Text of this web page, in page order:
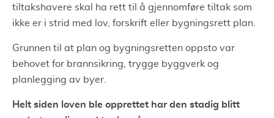
tiltakshavere skal ha rett til å gjennomføre tiltak som
ikke er i strid med lov, forskrift eller bygningsrett plan.
Grunnen til at plan og bygningsretten oppsto var
behovet for brannsikring, trygge byggverk og
planlegging av byer.
Helt siden loven ble opprettet har den stadig blitt